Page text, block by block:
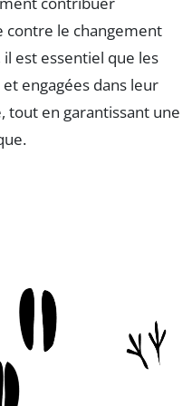
contre le changement
est essentiel que les
engagées dans leur
tout en garantissant une